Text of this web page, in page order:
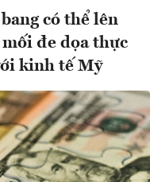
có thể lên
đe dọa thực
kinh tế Mỹ